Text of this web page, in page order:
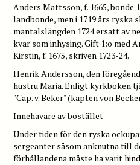
Anders Mattsson, f. 1665, bonde
landbonde, men i 1719 års ryska
mantalslängden 1724 ersatt av
kvar som inhysing. Gift 1:o med
Kirstin, f. 1675, skriven 1723-24.
Henrik Andersson, den
hustru Maria. Enligt kyrkboken
"Cap. v. Beker" (kapten von
Innehavare av bostället
Under tiden för den ryska
sergeanter såsom anknutna till
förhållandena måste ha varit